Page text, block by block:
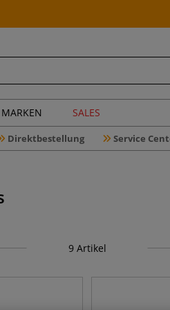
MARKEN SALES
Direktbestellung Service
9 Artikel